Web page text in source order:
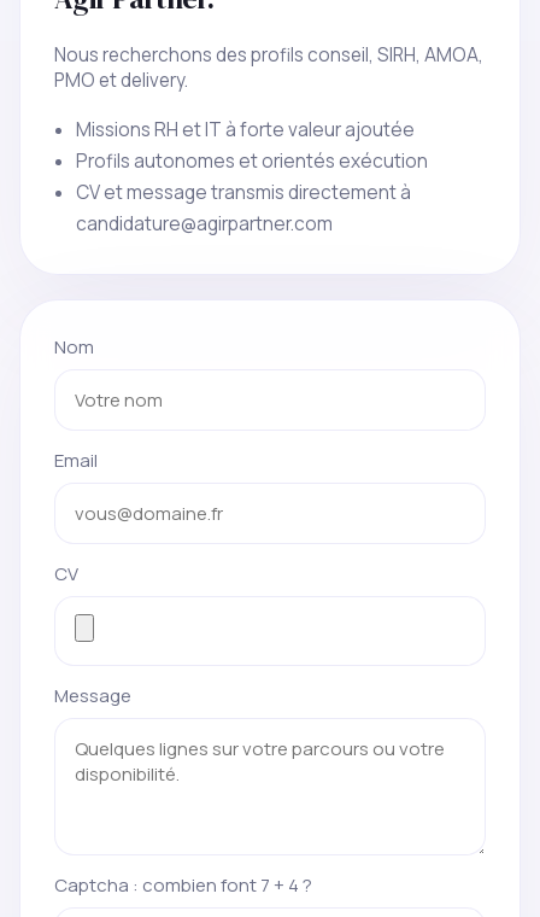
Nous recherchons des profils conseil, SIRH, AMOA,
PMO et delivery.
Missions RH et IT à forte valeur ajoutée
Profils autonomes et orientés exécution
CV et message transmis directement à
candidature@agirpartner.com
Nom
Email
CV
Message
Captcha : combien font 7 + 4 ?